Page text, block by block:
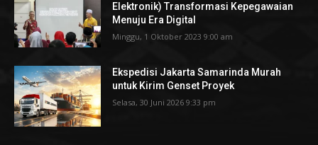
Elektronik) Transformasi Kepegawaian
Menuju Era Digital
Minggu, 1 Oktober 2023 9:00 am
Ekspedisi Jakarta Samarinda Murah
untuk Kirim Genset Proyek
Selasa, 30 Juni 2026 9:33 pm